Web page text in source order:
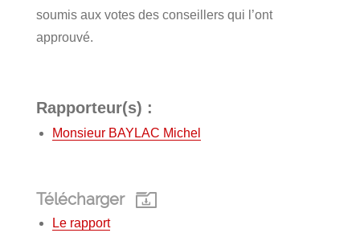
soumis aux votes des conseillers qui l’ont
approuvé.
Rapporteur(s) :
Monsieur BAYLAC Michel
Télécharger
Le rapport